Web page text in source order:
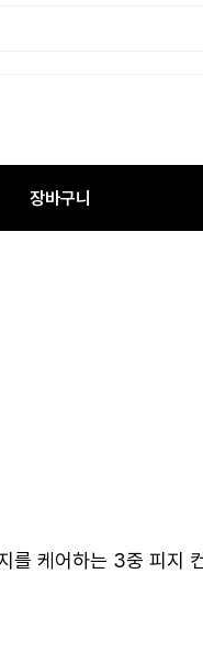
장바구니
케어하는 3중 피지